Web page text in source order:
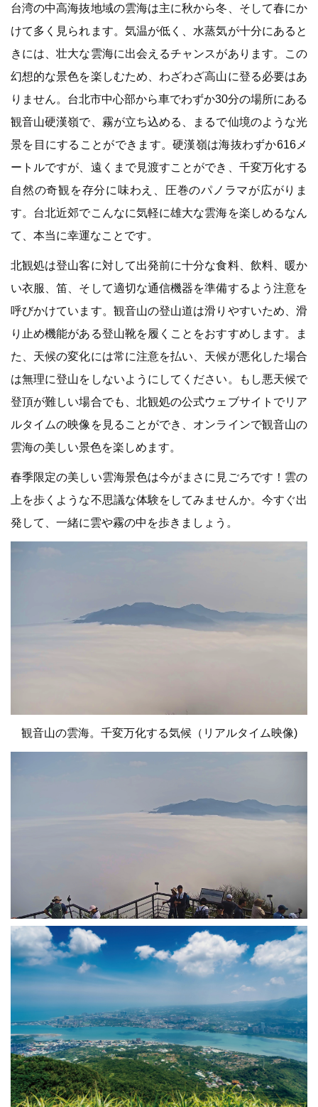
台湾の中高海抜地域の雲海は主に秋から冬、そして春にか
けて多く見られます。気温が低く、水蒸気が十分にあると
きには、壮大な雲海に出会えるチャンスがあります。この
幻想的な景色を楽しむため、わざわざ高山に登る必要はあ
りません。台北市中心部から車でわずか30分の場所にある
観音山硬漢嶺で、霧が立ち込める、まるで仙境のような光
景を目にすることができます。硬漢嶺は海抜わずか616メ
ートルですが、遠くまで見渡すことができ、千変万化する
自然の奇観を存分に味わえ、圧巻のパノラマが広がりま
す。台北近郊でこんなに気軽に雄大な雲海を楽しめるなん
て、本当に幸運なことです。
北観処は登山客に対して出発前に十分な食料、飲料、暖か
い衣服、笛、そして適切な通信機器を準備するよう注意を
呼びかけています。観音山の登山道は滑りやすいため、滑
り止め機能がある登山靴を履くことをおすすめします。ま
た、天候の変化には常に注意を払い、天候が悪化した場合
は無理に登山をしないようにしてください。もし悪天候で
登頂が難しい場合でも、北観処の公式ウェブサイトでリア
ルタイムの映像を見ることができ、オンラインで観音山の
雲海の美しい景色を楽しめます。
春季限定の美しい雲海景色は今がまさに見ごろです！雲の
上を歩くような不思議な体験をしてみませんか。今すぐ出
発して、一緒に雲や霧の中を歩きましょう。
観音山の雲海。千変万化する気候（リアルタイム映像)